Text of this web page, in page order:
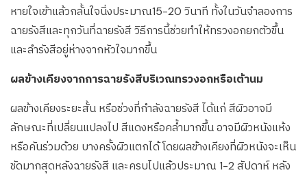
หายใจเข้าแล้วกลั้นใจนิ่งประมาณ15-20 วินาที ทั้งในวันจำลองการ
ฉายรังสีและทุกวันที่ฉายรังสี วิธีการนี้ช่วยทำให้ทรวงอกยกตัวขึ้น
และลำรังสีอยู่ห่างจากหัวใจมากขึ้น
ผลข้างเคียงจากการฉายรังสีบริเวณทรวงอกหรือเต้านม
ผลข้างเคียงระยะสั้น หรือช่วงที่กำลังฉายรังสี ได้แก่ สีผิวอาจมี
ลักษณะที่เปลี่ยนแปลงไป สีแดงหรือคล้ำมากขึ้น อาจมีผิวหนังแห้ง
หรือคันร่วมด้วย บางครั้งผิวแตกได้ โดยผลข้างเคียงที่ผิวหนังจะเห็น
ชัดมากสุดหลังฉายรังสี และครบไปแล้วประมาณ 1-2 สัปดาห์ หลัง